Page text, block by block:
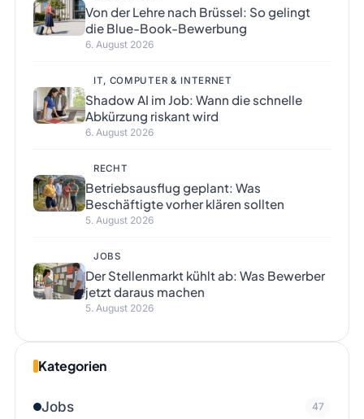
Von der Lehre nach Brüssel: So gelingt
die Blue-Book-Bewerbung
6. August 2026
IT, COMPUTER & INTERNET
Shadow AI im Job: Wann die schnelle
Abkürzung riskant wird
6. August 2026
RECHT
Betriebsausflug geplant: Was
Beschäftigte vorher klären sollten
5. August 2026
JOBS
Der Stellenmarkt kühlt ab: Was Bewerber
jetzt daraus machen
5. August 2026
Kategorien
Jobs 47